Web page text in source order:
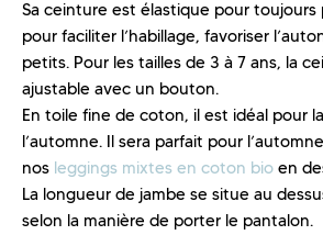
Sa ceinture est élastique pour
pour faciliter l’habillage, favoriser
petits. Pour les tailles de 3 à 7 ans, la
ajustable avec un bouton.
En toile fine de coton, il est idéal pour
l’automne. Il sera parfait pour
nos leggings mixtes en coton bio en
La longueur de jambe se situe au
selon la manière de porter le pantalon.